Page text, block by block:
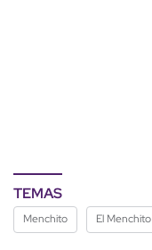
TEMAS
Menchito El Menchito